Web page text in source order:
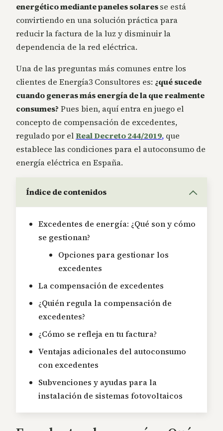
energético mediante paneles solaresse está
convirtiendo en una solución práctica para
reducir la factura de la luz y disminuir la
dependencia de la red eléctrica.
Una de las preguntas más comunes entre los
clientes de Energía3 Consultores es: ¿qué sucede
cuando generas más energía de la que realmente
consumes? Pues bien, aquí entra en juego el
concepto de compensación de excedentes,
regulado por elReal Decreto 244/2019, que
establece las condiciones para el autoconsumo de
energía eléctrica en España.
Índice de contenidos
Excedentes de energía: ¿Qué son y cómo
se gestionan?
Opciones para gestionar los
excedentes
La compensación de excedentes
¿Quién regula la compensación de
excedentes?
¿Cómo se refleja en tu factura?
Ventajas adicionales del autoconsumo
con excedentes
Subvenciones y ayudas para la
instalación de sistemas fotovoltaicos